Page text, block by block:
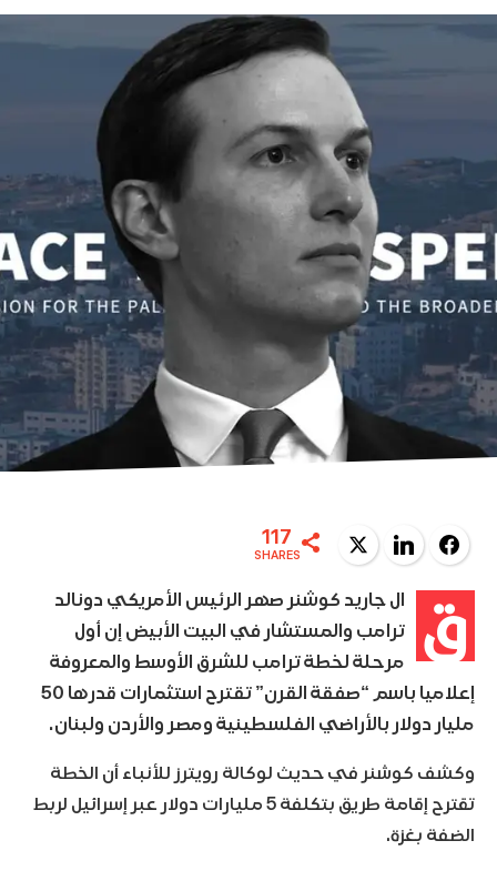
Facebook
LinkedIn
Twitter
117
SHARES
ق
ال جاريد كوشنر صهر الرئيس الأمريكي دونالد
ترامب والمستشار في البيت الأبيض إن أول
مرحلة لخطة ترامب للشرق الأوسط والمعروفة
إعلاميا باسم “صفقة القرن” تقترح استثمارات قدرها 50
مليار دولار بالأراضي الفلسطينية ومصر والأردن ولبنان.
وكشف كوشنر في حديث لوكالة رويترز للأنباء أن الخطة
تقترح إقامة طريق بتكلفة 5 مليارات دولار عبر إسرائيل لربط
الضفة بغزة.